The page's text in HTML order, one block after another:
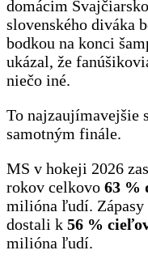
domácim
slovenského diváka
bodkou na konci
ukázal, že
niečo iné.
To najzaujímavejšie
samotným finále.
MS v hokeji 2026
rokov celkovo 63 %
milióna ľudí. Zápasy
dostali k 56 %
milióna ľudí.